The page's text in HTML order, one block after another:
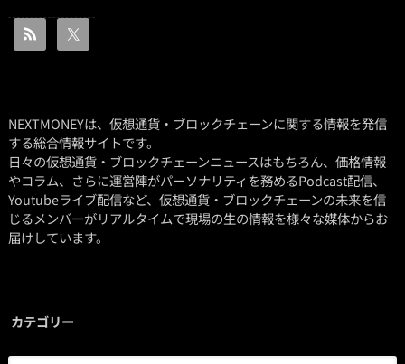
NEXTMONEYは、仮想通貨・ブロックチェーンに関する情報を発信
する総合情報サイトです。
日々の仮想通貨・ブロックチェーンニュースはもちろん、価格情報
やコラム、さらに運営陣がパーソナリティを務めるPodcast配信、
Youtubeライブ配信など、仮想通貨・ブロックチェーンの未来を信
じるメンバーがリアルタイムで現場の生の情報を様々な媒体からお
届けしています。
カテゴリー